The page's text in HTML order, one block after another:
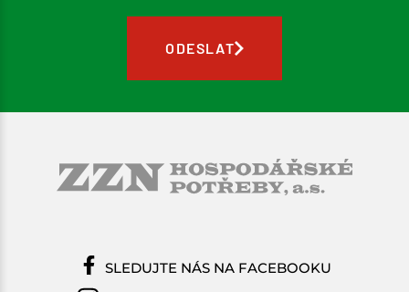
ODESLAT
SLEDUJTE NÁS NA FACEBOOKU